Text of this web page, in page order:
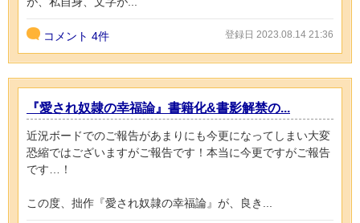
コメント 4件 登録日 2023.08.14 21:36
『愛され奴隷の幸福論』書籍化&書影解禁の...
近況ボードでのご報告があまりにも今更になってしまい大変
恐縮ではございますがご報告です！本当に今更ですがご報告
です…！
この度、拙作『愛され奴隷の幸福論』が、良き...